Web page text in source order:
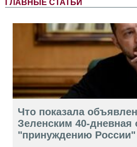
ГЛАВНЫЕ СТАТЬИ
Что показала
Зеленским 40-дневная
"принуждению России"